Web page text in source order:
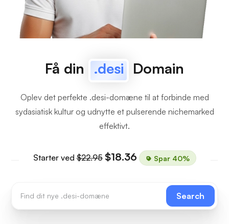
Få din .desi Domain
Oplev det perfekte .desi-domæne til at forbinde med
sydasiatisk kultur og udnytte et pulserende nichemarked
effektivt.
Starter ved$22.95 $18.36 Spar 40%
Search